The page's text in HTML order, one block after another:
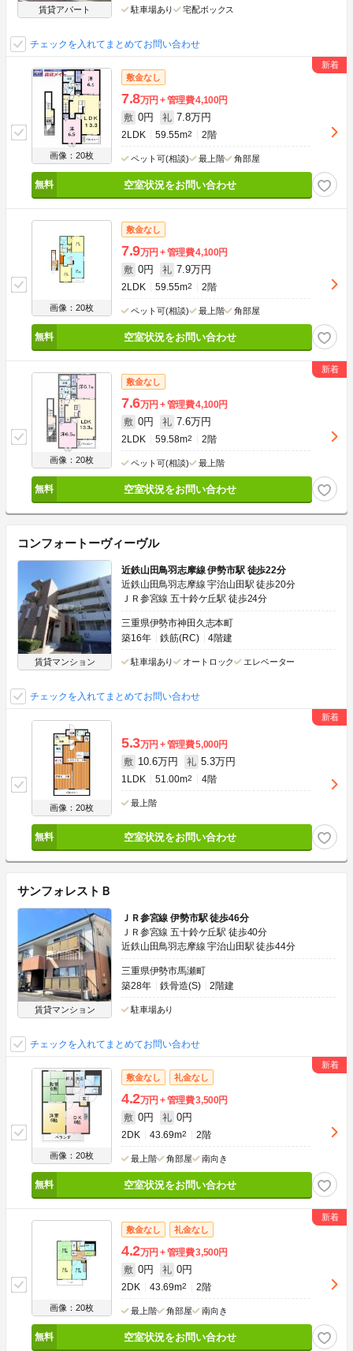
賃貸アパート 駐車場あり 宅配ボックス
チェックを入れてまとめてお問い合わせ
画像：20枚
敷金なし
7.8万円 管理費4,100円
敷 0円 礼 7.8万円
2LDK 59.55m2 2階
ペット可(相談) 最上階 角部屋
空室状況をお問い合わせ
画像：20枚
敷金なし
7.9万円 管理費4,100円
敷 0円 礼 7.9万円
2LDK 59.55m2 2階
ペット可(相談) 最上階 角部屋
空室状況をお問い合わせ
画像：20枚
敷金なし
7.6万円 管理費4,100円
敷 0円 礼 7.6万円
2LDK 59.58m2 2階
ペット可(相談) 最上階
空室状況をお問い合わせ
コンフォートーヴィーヴル
賃貸マンション
近鉄山田鳥羽志摩線 伊勢市駅 徒歩22分
近鉄山田鳥羽志摩線 宇治山田駅 徒歩20分
ＪＲ参宮線 五十鈴ケ丘駅 徒歩24分
三重県伊勢市神田久志本町
築16年
鉄筋(RC) 4階建
駐車場あり オートロック エレベーター
チェックを入れてまとめてお問い合わせ
画像：20枚
5.3万円 管理費5,000円
敷 10.6万円 礼 5.3万円
1LDK 51.00m2 4階
最上階
空室状況をお問い合わせ
サンフォレストＢ
賃貸マンション
ＪＲ参宮線 伊勢市駅 徒歩46分
ＪＲ参宮線 五十鈴ケ丘駅 徒歩40分
近鉄山田鳥羽志摩線 宇治山田駅 徒歩44分
三重県伊勢市馬瀬町
築28年
鉄骨造(S) 2階建
駐車場あり
チェックを入れてまとめてお問い合わせ
画像：20枚
敷金なし 礼金なし
4.2万円 管理費3,500円
敷 0円 礼 0円
2DK 43.69m2 2階
最上階 角部屋 南向き
空室状況をお問い合わせ
画像：20枚
敷金なし 礼金なし
4.2万円 管理費3,500円
敷 0円 礼 0円
2DK 43.69m2 2階
最上階 角部屋 南向き
空室状況をお問い合わせ